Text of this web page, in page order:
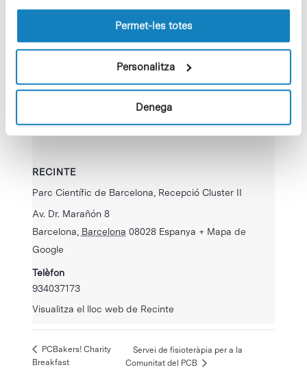
les cookies pot consultar laPolítica de cookiesdel
Permet-les totes
Personalitza
Denega
RECINTE
Parc Científic de Barcelona, Recepció Cluster II
Av. Dr. Marañón 8
Barcelona Barcelona 08028 Espanya + Mapa de
Google
Telèfon
934037173
Visualitza el lloc web de Recinte
PCBakers! Charity
Breakfast
Servei de fisioteràpia per a la
Comunitat del PCB